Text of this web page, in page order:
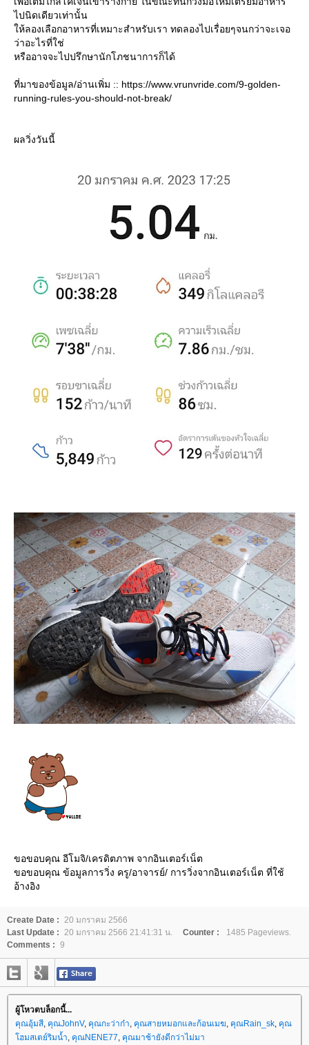
ไปนิดเดียวเท่านั้น
ห้ลองเลือกอาหารที่เหมาะสำหรับเรา ทดลองไปเรื่อยๆจนกว่าจะเจอ
ว่าอะไรที่ใช่
หรืออาจจะไปปรึกษานักโภชนาการก็ได้
ที่มาของข้อมูล/อ่านเพิ่ม :: https://www.vrunvride.com/9-golden-
running-rules-you-should-not-break/
ผลวิ่งวันนี้
ขอขอบคุณ อีโมจิ/เครดิตภาพ จากอินเตอร์เน็ต
ขอขอบคุณ ข้อมูลการวิ่ง ครู/อาจารย์/ การวิ่งจากอินเตอร์เน็ต ที่ใช้
อ้างอิง
Create Date : 20 มกราคม 2566
Last Update : 20 มกราคม 2566 21:41:31 น. Counter :
1485 Pageviews.
Comments : 9
ผู้โหวตบล็อกนี้...
คุณอุ้มสี, คุณJohnV, คุณกะว่าก๋า, คุณสายหมอกและก้อนเมฆ, คุณRain_sk, คุณ
ฮมสเตย์ริมน้ำ, คุณNENE77, คุณมาช้ายังดีกว่าไม่มา